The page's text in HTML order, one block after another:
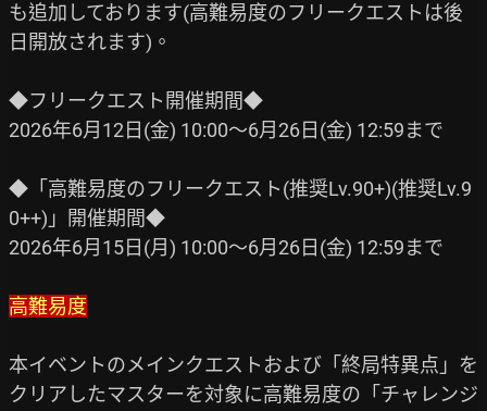
も追加しております(高難易度のフリークエストは後
日開放されます)。
◆フリークエスト開催期間◆
2026年6月12日(金) 10:00～6月26日(金) 12:59まで
◆「高難易度のフリークエスト(推奨Lv.90+)(推奨Lv.9
0++)」開催期間◆
2026年6月15日(月) 10:00～6月26日(金) 12:59まで
高難易度
本イベントのメインクエストおよび「終局特異点」を
クリアしたマスターを対象に高難易度の「チャレンジ